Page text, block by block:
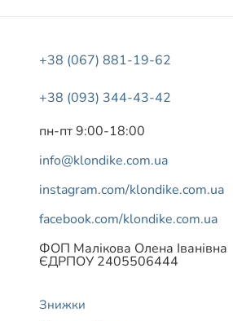
+38 (067) 881-19-62
+38 (093) 344-43-42
пн-пт 9:00-18:00
info@klondike.com.ua
instagram.com/klondike.com.ua
facebook.com/klondike.com.ua
ФОП Малікова Олена Іванівна
ЄДРПОУ 2405506444
Знижки